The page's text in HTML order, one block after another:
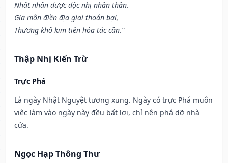
Nhất nhân dược độc nhị nhân thân.
Gia môn điền địa giai thoán bại,
Thương khố kim tiền hóa tác cần.”
Thập Nhị Kiến Trừ
Trực Phá
Là ngày Nhật Nguyệt tương xung. Ngày có trực Phá muôn
việc làm vào ngày này đều bất lợi, chỉ nên phá dỡ nhà
cửa.
Ngọc Hạp Thông Thư